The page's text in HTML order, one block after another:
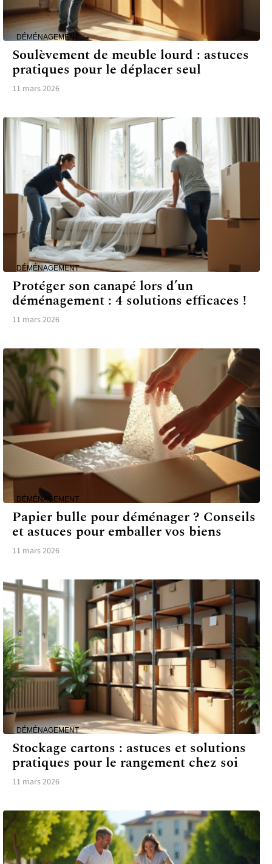
DÉMÉNAGEMENT
Soulèvement de meuble lourd : astuces
pratiques pour le déplacer seul
11 mars 2026
DÉMÉNAGEMENT
Protéger son canapé lors d’un
déménagement : 4 solutions efficaces !
11 mars 2026
DÉMÉNAGEMENT
Papier bulle pour déménager ? Conseils
et astuces pour emballer vos biens
11 mars 2026
DÉMÉNAGEMENT
Stockage cartons : astuces et solutions
pratiques pour le rangement chez soi
11 mars 2026